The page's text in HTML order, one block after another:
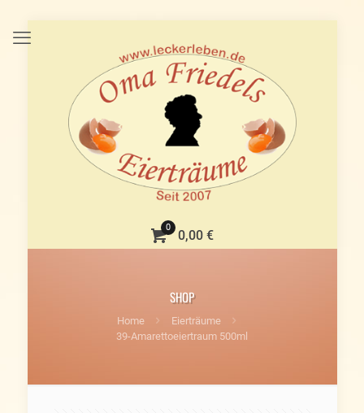
0
0,00 €
SHOP
Home
Eierträume
39-Amarettoeiertraum 500ml